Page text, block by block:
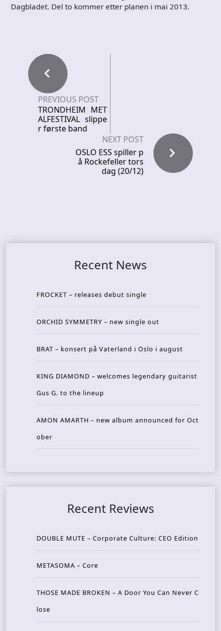
Dagbladet. Del to kommer etter planen i mai 2013.
PREVIOUS POST
TRONDHEIM MET
ALFESTIVAL slippe
r første band
NEXT POST
OSLO ESS spiller p
å Rockefeller tors
dag (20/12)
Recent News
FROCKET – releases debut single
ORCHID SYMMETRY – new single out
BRAT – konsert på Vaterland i Oslo i august
KING DIAMOND – welcomes legendary guitarist
Gus G. to the lineup
AMON AMARTH – new album announced for Oct
ober
Recent Reviews
DOUBLE MUTE – Corporate Culture: CEO Edition
METASOMA – Core
THOSE MADE BROKEN – A Door You Can Never C
lose